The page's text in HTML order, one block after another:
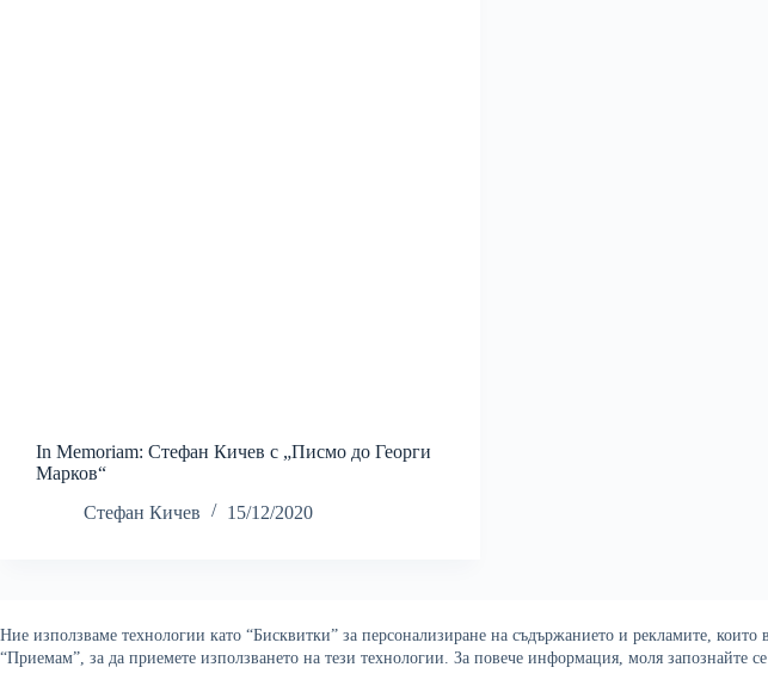
Ние използваме технологии като “Бисквитки” за персонализиране на съдържанието и рекламите,
“Приемам”, за да приемете използването на тези технологии. За повече информация, моля запознайте
In Memoriam: Стефан Кичев с „Писмо до Георги
Марков“
Стефан Кичев
15/12/2020
Политика за